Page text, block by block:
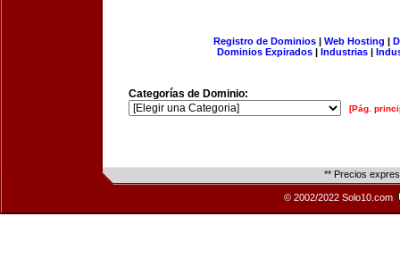
Registro de Dominios| Web Hosting |
Dominios Expirados | Industrias |
Categorías de Dominio:
[Pág.
** Precios
© 2002/2022 Solo10.com